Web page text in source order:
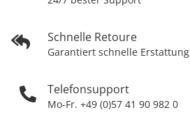
Schnelle Retoure
Garantiert schnelle Erstattung
Telefonsupport
Mo-Fr. +49 (0)57 41 90 982 0